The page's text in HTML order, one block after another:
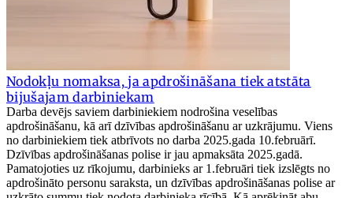
Nodokļu nomaksa, ja apdrošināšana tiek atstāta
bijušajam darbiniekam
Darba devējs saviem darbiniekiem nodrošina veselības
apdrošināšanu, kā arī dzīvības apdrošināšanu ar uzkrājumu. Viens
no darbiniekiem tiek atbrīvots no darba 2025.gada 10.februārī.
Dzīvības apdrošināšanas polise ir jau apmaksāta 2025.gadā.
Pamatojoties uz rīkojumu, darbinieks ar 1.februāri tiek izslēgts no
apdrošināto personu saraksta, un dzīvības apdrošināšanas polise ar